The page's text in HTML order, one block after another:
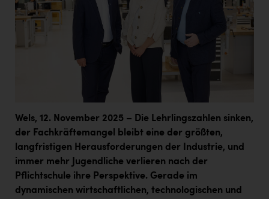
Wels, 12. November 2025 – Die Lehrlingszahlen sinken,
der Fachkräftemangel bleibt eine der größten,
langfristigen Herausforderungen der Industrie, und
immer mehr Jugendliche verlieren nach der
Pflichtschule ihre Perspektive. Gerade im
dynamischen wirtschaftlichen, technologischen und